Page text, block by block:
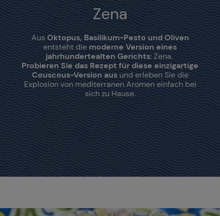
Zena
AusOktopus, Basilikum-Pesto und Oliven
entsteht diemoderne Version eines
jahrhundertealten Gerichts: Zena.
Probieren Sie das Rezept für diese einzigartige
Couscous-Version ausund erleben Sie die
Explosion von mediterranen Aromen einfach bei
sich zu Hause.